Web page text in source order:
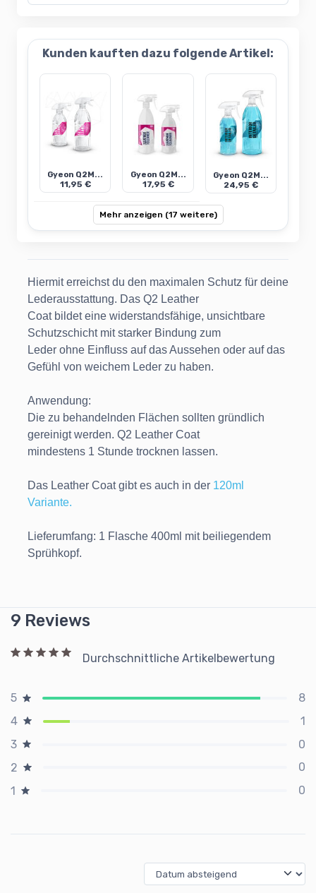
Kunden kauften dazu folgende Artikel:
Gyeon Q2M...
11,95 €
Gyeon Q2M...
17,95 €
Gyeon Q2M...
24,95 €
Mehr anzeigen (17 weitere)
Hiermit erreichst du den maximalen Schutz für deine
Lederausstattung. Das Q2 Leather
Coat bildet eine widerstandsfähige, unsichtbare
Schutzschicht mit starker Bindung zum
Leder ohne Einfluss auf das Aussehen oder auf das
Gefühl von weichem Leder zu haben.
Anwendung:
Die zu behandelnden Flächen sollten gründlich
gereinigt werden. Q2 Leather Coat
mindestens 1 Stunde trocknen lassen.
Das Leather Coat gibt es auch in der 120ml
Variante.
Lieferumfang: 1 Flasche 400ml mit beiliegendem
Sprühkopf.
9 Reviews
Durchschnittliche Artikelbewertung
5
8
4
1
3
0
2
0
1
0